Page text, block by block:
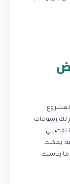
لمشروع
لك رسومات
تفصيلي
يمكنك
يناسبك